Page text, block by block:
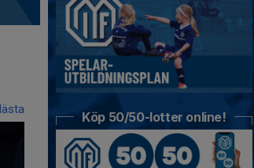
Köp 50/50-lotter online!